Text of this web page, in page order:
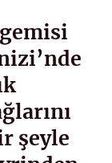
şeyle